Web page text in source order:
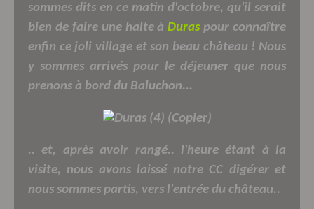
sommes dits en ce matin d'octobre, qu'il serait
bien de faire une halte àDuraspour connaître
enfin ce joli village et son beau château ! Nous
y sommes arrivés pour le déjeuner que nous
prenons à bord du Baluchon...
.. et, après avoir rangé.. l'heure étant à la
visite, nous avons laissé notre CC digérer et
nous sommes partis, vers l'entrée du château..